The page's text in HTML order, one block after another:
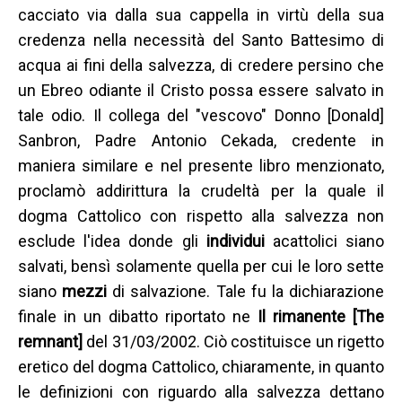
cacciato via dalla sua cappella in virtù della sua
credenza nella necessità del Santo Battesimo di
acqua ai fini della salvezza, di credere persino che
un Ebreo odiante il Cristo possa essere salvato in
tale odio. Il collega del "vescovo" Donno [Donald]
Sanbron, Padre Antonio Cekada, credente in
maniera similare e nel presente libro menzionato,
proclamò addirittura la crudeltà per la quale il
dogma Cattolico con rispetto alla salvezza non
esclude l'idea donde gli individuiacattolici siano
salvati, bensì solamente quella per cui le loro sette
siano mezzi di salvazione. Tale fu la dichiarazione
finale in un dibatto riportato ne Il rimanente [The
remnant] del 31/03/2002. Ciò costituisce un rigetto
eretico del dogma Cattolico, chiaramente, in quanto
le definizioni con riguardo alla salvezza dettano